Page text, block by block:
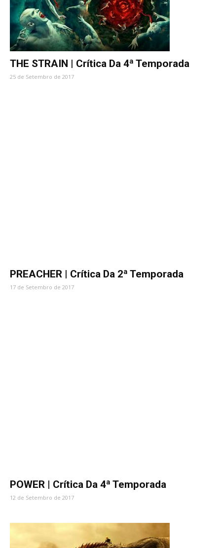
THE STRAIN | Crítica Da 4ª Temporada
25 de Setembro de 2017
PREACHER | Crítica Da 2ª Temporada
17 de Setembro de 2017
POWER | Crítica Da 4ª Temporada
12 de Setembro de 2017